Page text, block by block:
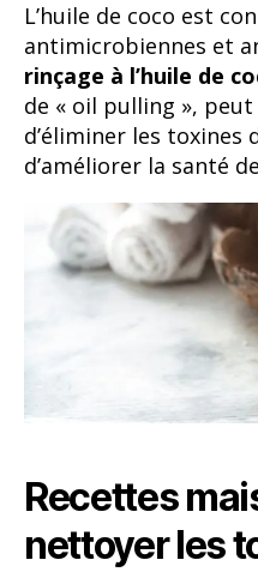
L’huile de coco est
antimicrobiennes et
rinçage à l’huile de
de « oil pulling »,
d’éliminer les toxines
d’améliorer la santé
Recettes
nettoyer les